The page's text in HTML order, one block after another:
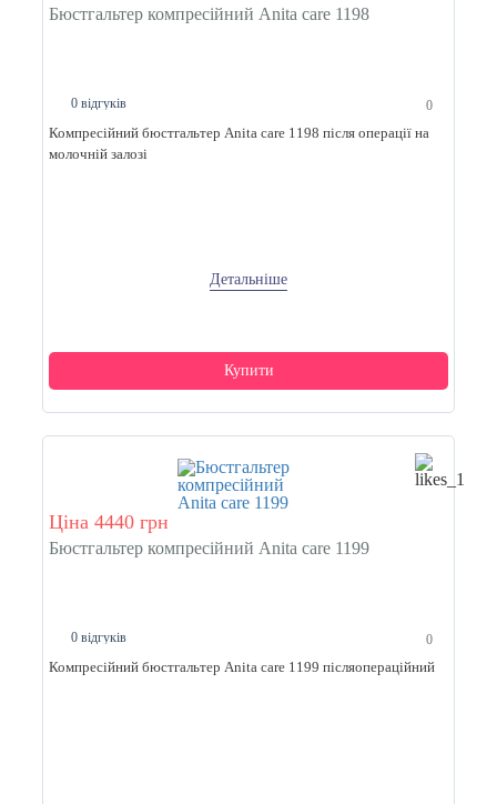
Бюстгальтер компресійний Anita care 1198
0 відгуків 0
Компресійний бюстгальтер Anita care 1198 після операції на
молочній залозі
Детальніше
Купити
Ціна 4440 грн
Бюстгальтер компресійний Anita care 1199
0 відгуків 0
Компресійний бюстгальтер Anita care 1199 післяопераційний